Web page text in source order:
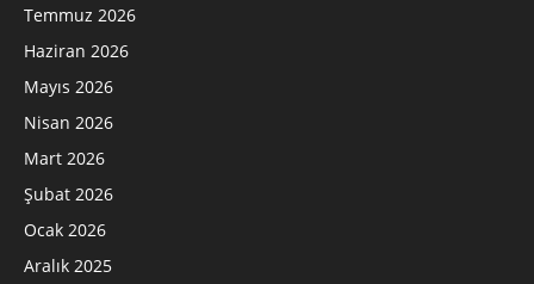
Temmuz 2026
Haziran 2026
Mayıs 2026
Nisan 2026
Mart 2026
Şubat 2026
Ocak 2026
Aralık 2025